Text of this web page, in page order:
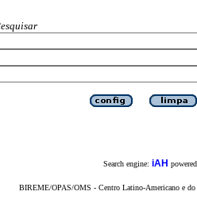
Search engine: iAH
BIREME/OPAS/OMS - Centro Latino-Americano e do